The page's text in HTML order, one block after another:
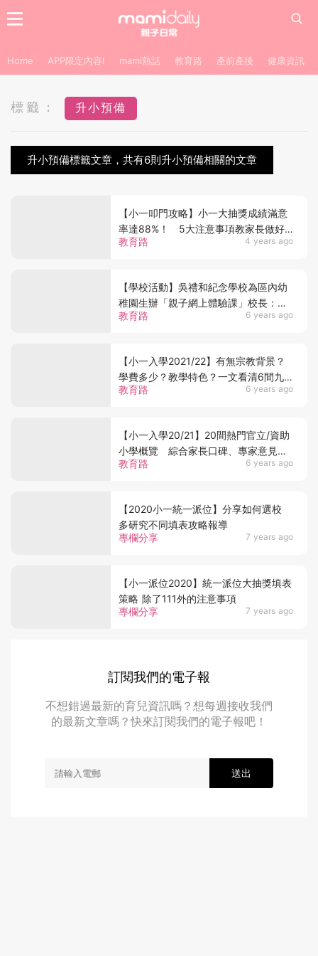
Home APP限定內容! mami熱話 教育路 產前產後 健康資訊
標籤： 升小預備
升小預備標籤文章，共有6則升小預備相關的文章
教育路 4 years ago
【小一叩門攻略】小一大抽獎成績滿意
率達88%！ 5大注意事項教家長做好
叩門準備
教育路 6 years ago
【學校活動】吳禮和紀念學校為區內幼
稚園生辦「親子網上體驗課」校長：為
小朋友適應小學學習生活做好準備！
教育路 6 years ago
【小一入學2021/22】有無宗教背景？
學費多少？教學特色？一文看清6間九
龍區一條龍學校資訊
教育路 6 years ago
【小一入學20/21】20間熱門官立/資助
小學概覽 綜合家長口碑、專家意見、
升中派位成續三大因素
專欄分享 7 years ago
【2020小一統一派位】分享如何選校
多研究不同填表攻略報導
專欄分享 7 years ago
【小一派位2020】統一派位大抽獎填表
策略 除了111外的注意事項
訂閱我們的電子報
不想錯過最新的育兒資訊嗎？想每週接收我們
的最新文章嗎？快來訂閱我們的電子報吧！
送出